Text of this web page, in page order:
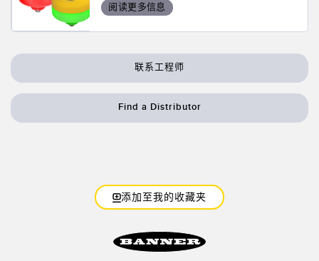
阅读更多信息
联系工程师
Find a Distributor
添加至我的收藏夹